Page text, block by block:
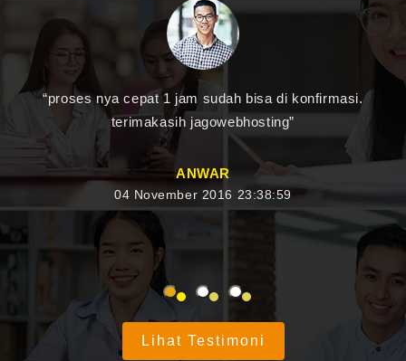
“proses nya cepat 1 jam sudah bisa di konfirmasi.
terimakasih jagowebhosting”
ANWAR
04 November 2016 23:38:59
Lihat Testimoni